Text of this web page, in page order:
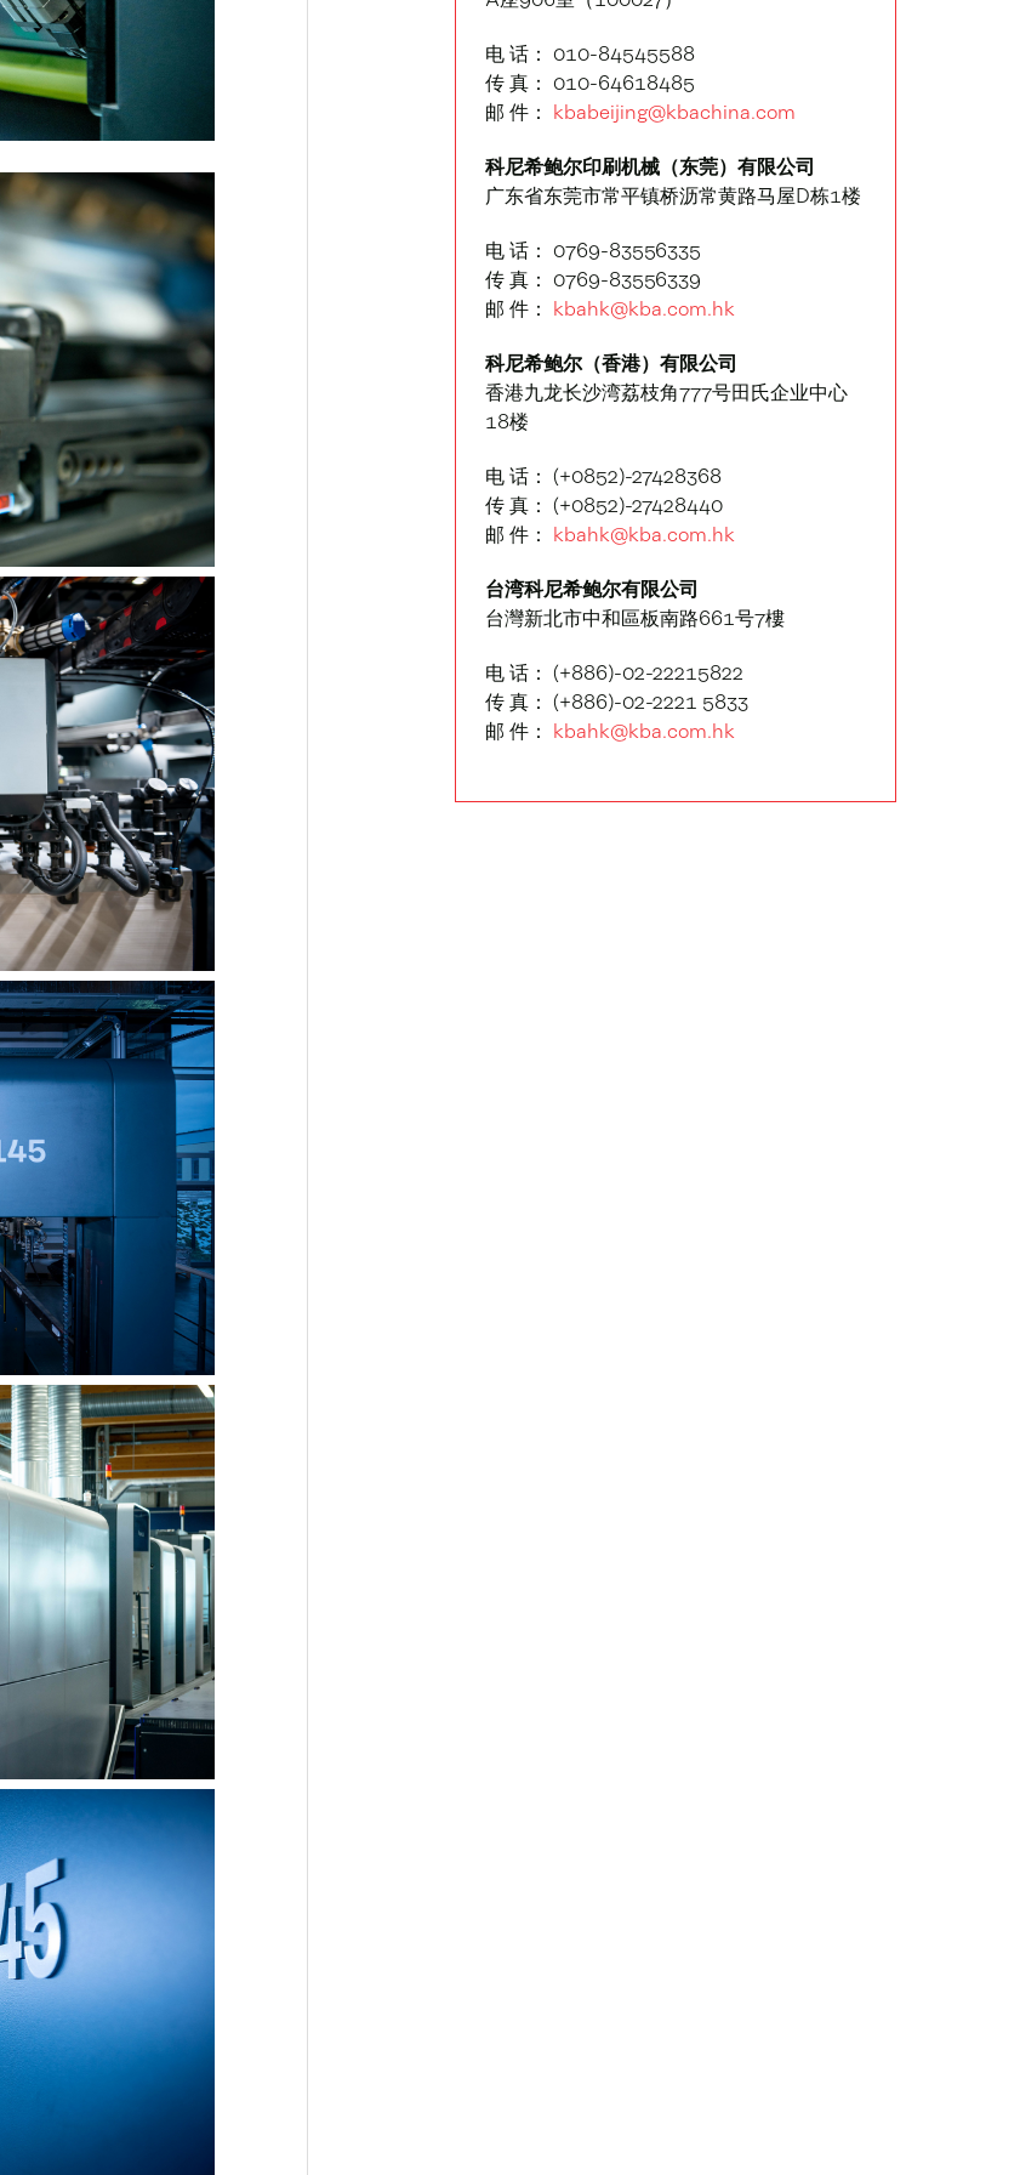
电 话： 010-84545588
传 真： 010-64618485
邮 件：
kbabeijing@kbachina.com
科尼希鲍尔印刷机械（东莞）有限公司
广东省东莞市常平镇桥沥常黄路马屋D栋1楼
电 话： 0769-83556335
传 真： 0769-83556339
邮 件：
kbahk@kba.com.hk
科尼希鲍尔（香港）有限公司
香港九龙长沙湾荔枝角777号田氏企业中心
18楼
电 话： (+0852)-27428368
传 真： (+0852)-27428440
邮 件：
kbahk@kba.com.hk
台湾科尼希鲍尔有限公司
台灣新北市中和區板南路661号7樓
电 话： (+886)-02-22215822
传 真： (+886)-02-2221 5833
邮 件：
kbahk@kba.com.hk